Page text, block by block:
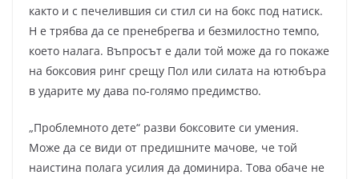
както и с печелившия си стил си на бокс под натиск.
Н е трябва да се пренебрегва и безмилостно темпо,
което налага. Въпросът е дали той може да го покаже
на боксовия ринг срещу Пол или силата на ютюбъра
в ударите му дава по-голямо предимство.
„Проблемното дете“ разви боксовите си умения.
Може да се види от предишните мачове, че той
наистина полага усилия да доминира. Това обаче не